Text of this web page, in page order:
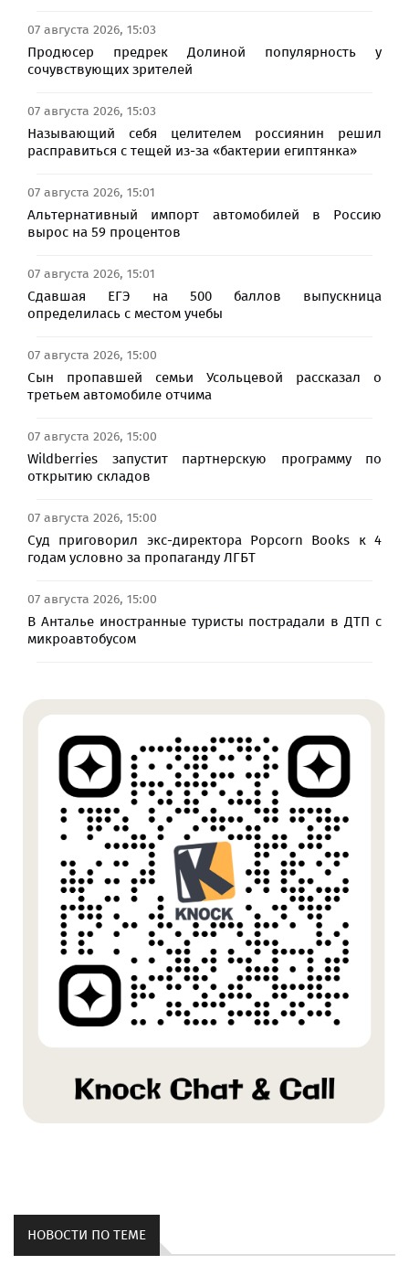
07 августа 2026, 15:03
Продюсер предрек Долиной популярность у
сочувствующих зрителей
07 августа 2026, 15:03
Называющий себя целителем россиянин решил
расправиться с тещей из-за «бактерии египтянка»
07 августа 2026, 15:01
Альтернативный импорт автомобилей в Россию
вырос на 59 процентов
07 августа 2026, 15:01
Сдавшая ЕГЭ на 500 баллов выпускница
определилась с местом учебы
07 августа 2026, 15:00
Сын пропавшей семьи Усольцевой рассказал о
третьем автомобиле отчима
07 августа 2026, 15:00
Wildberries запустит партнерскую программу по
открытию складов
07 августа 2026, 15:00
Суд приговорил экс-директора Popcorn Books к 4
годам условно за пропаганду ЛГБТ
07 августа 2026, 15:00
В Анталье иностранные туристы пострадали в ДТП с
микроавтобусом
НОВОСТИ ПО ТЕМЕ